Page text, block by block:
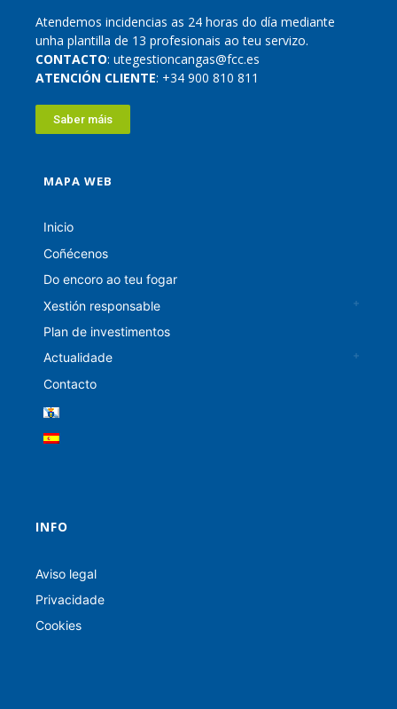
Atendemos incidencias as 24 horas do día mediante
unha plantilla de 13 profesionais ao teu servizo.
CONTACTO: utegestioncangas@fcc.es
ATENCIÓN CLIENTE: +34 900 810 811
Saber máis
MAPA WEB
Inicio
Coñécenos
Do encoro ao teu fogar
Xestión responsable
Plan de investimentos
Actualidade
Contacto
INFO
Aviso legal
Privacidade
Cookies